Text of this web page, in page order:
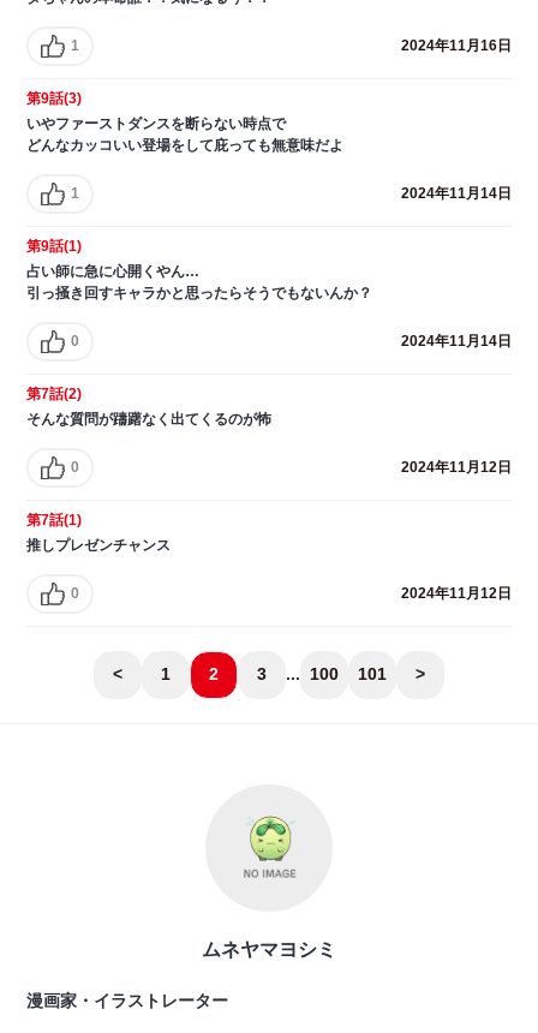
1 2024年11月16日
第9話(3)
いやファーストダンスを断らない時点で
どんなカッコいい登場をして庇っても無意味だよ
1 2024年11月14日
第9話(1)
占い師に急に心開くやん…
引っ掻き回すキャラかと思ったらそうでもないんか？
0 2024年11月14日
第7話(2)
そんな質問が躊躇なく出てくるのが怖
0 2024年11月12日
第7話(1)
推しプレゼンチャンス
0 2024年11月12日
< 1 2 3 ... 100 101 >
ムネヤマヨシミ
漫画家・イラストレーター